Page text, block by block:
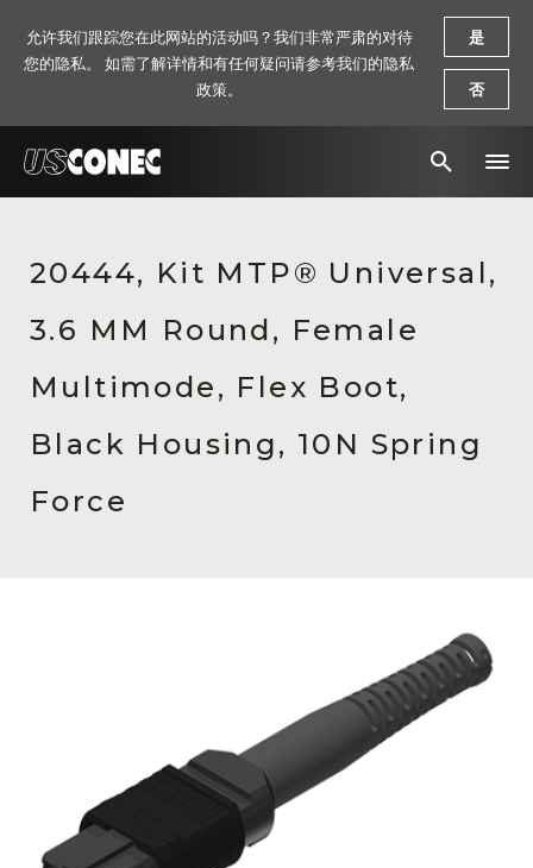
解决方案
产品
资源
关于我们
活动信息
订阅
20444, Kit MTP® Universal,
3.6 MM Round, Female
Multimode, Flex Boot,
Black Housing, 10N Spring
Force
允许我们跟踪您在此网站的活动吗？我们非常严肃的对待
您的隐私。 如需了解详情和有任何疑问请参考我们的隐私
政策。
是
否